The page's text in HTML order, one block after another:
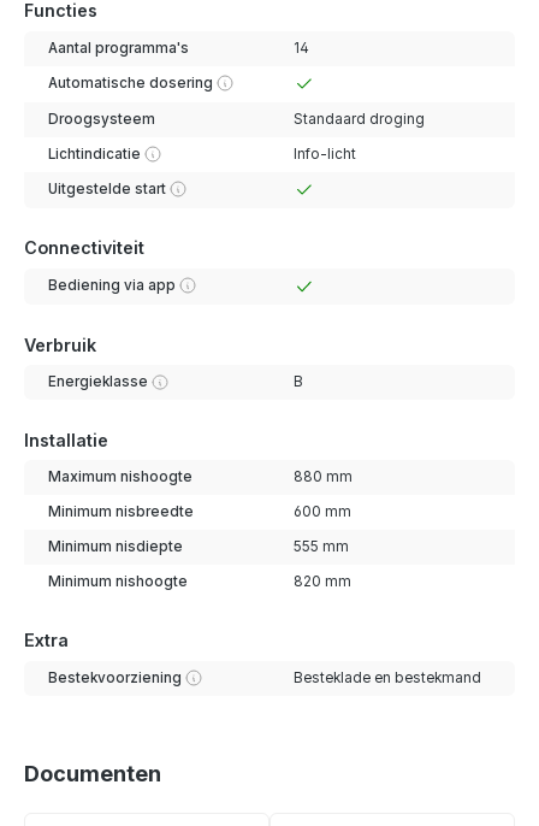
Functies
Aantal programma's 14
Automatische dosering
Droogsysteem Standaard droging
Lichtindicatie Info-licht
Uitgestelde start
Connectiviteit
Bediening via app
Verbruik
Energieklasse B
Installatie
Maximum nishoogte 880 mm
Minimum nisbreedte 600 mm
Minimum nisdiepte 555 mm
Minimum nishoogte 820 mm
Extra
Bestekvoorziening Besteklade en bestekmand
Documenten